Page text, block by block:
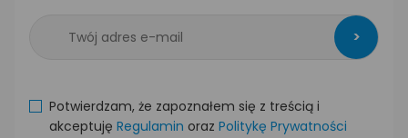
>
Potwierdzam, że zapoznałem się z treścią i
akceptuję Regulamin oraz Politykę Prywatności